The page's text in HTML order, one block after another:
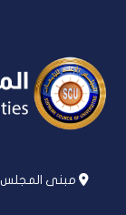
مبنى المجلس